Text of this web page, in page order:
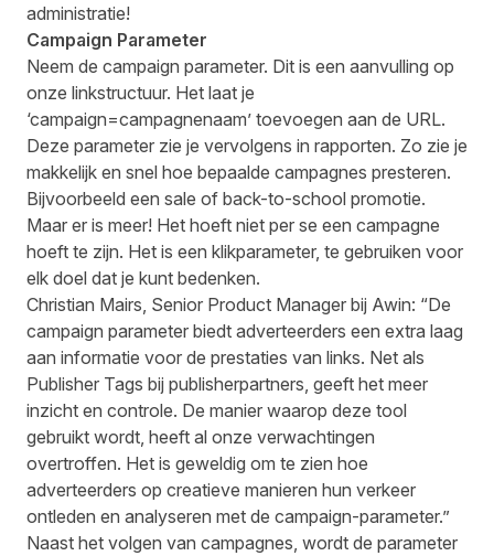
administratie!
Campaign Parameter
Neem de campaign parameter. Dit is een aanvulling op
onze linkstructuur. Het laat je
‘campaign=campagnenaam’ toevoegen aan de URL.
Deze parameter zie je vervolgens in rapporten. Zo zie je
makkelijk en snel hoe bepaalde campagnes presteren.
Bijvoorbeeld een sale of back-to-school promotie.
Maar er is meer! Het hoeft niet per se een campagne
hoeft te zijn. Het is een klikparameter, te gebruiken voor
elk doel dat je kunt bedenken.
Christian Mairs, Senior Product Manager bij Awin: “De
campaign parameter biedt adverteerders een extra laag
aan informatie voor de prestaties van links. Net als
Publisher Tags bij publisherpartners, geeft het meer
inzicht en controle. De manier waarop deze tool
gebruikt wordt, heeft al onze verwachtingen
overtroffen. Het is geweldig om te zien hoe
adverteerders op creatieve manieren hun verkeer
ontleden en analyseren met de campaign-parameter.”
Naast het volgen van campagnes, wordt de parameter